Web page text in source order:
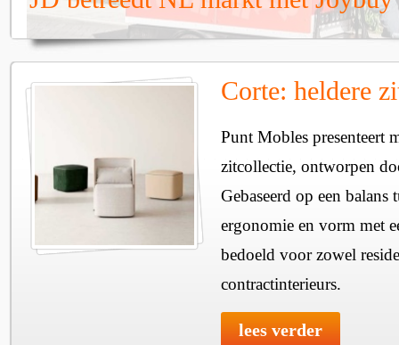
Corte: heldere
Punt Mobles presenteert
zitcollectie, ontworpen
Gebaseerd op een balans
ergonomie en vorm met
bedoeld voor zowel
contractinterieurs.
lees verder